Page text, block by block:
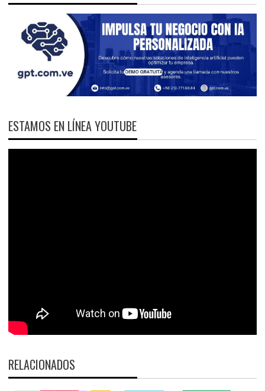
ESTAMOS EN LÍNEA YOUTUBE
RELACIONADOS